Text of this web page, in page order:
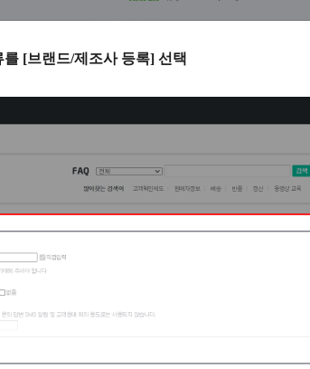
[브랜드/제조사 등록] 선택